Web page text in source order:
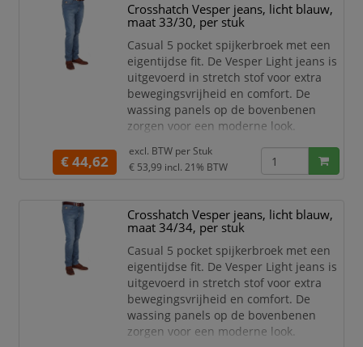
Sluiting: YKK ZIP FLY
Materiaal: 90% cotton/8%
polyester/2% elastane
Stijl: 5-Pocket Style
Stret
Crosshatch Vesper jeans, licht blauw,
maat 33/30, per stuk
Casual 5 pocket spijkerbroek met een
eigentijdse fit. De Vesper Light jeans is
uitgevoerd in stretch stof voor extra
bewegingsvrijheid en comfort. De
wassing panels op de bovenbenen
zorgen voor een moderne look.
Specificaties:
Casual 5 pocket met een
bewegingsvrijheid, strakkere
look.
Wassing, lichte panelen op de
bovenbenen in een mooie licht
blauwe uitvoering.
De binnenzak is uitgev
€ 44,62
excl. BTW per Stuk
€ 53,99 incl. 21% BTW
Crosshatch Vesper jeans, licht blauw,
maat 34/34, per stuk
Casual 5 pocket spijkerbroek met een
eigentijdse fit. De Vesper Light jeans is
uitgevoerd in stretch stof voor extra
bewegingsvrijheid en comfort. De
wassing panels op de bovenbenen
zorgen voor een moderne look.